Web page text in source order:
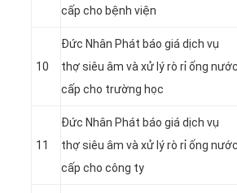
cấp cho bệnh viện
10
Đức Nhân Phát báo giá dịch vụ
thợ siêu âm và xử lý rò rỉ ống nước
cấp cho trường học
11
Đức Nhân Phát báo giá dịch vụ
thợ siêu âm và xử lý rò rỉ ống nước
cấp cho công ty